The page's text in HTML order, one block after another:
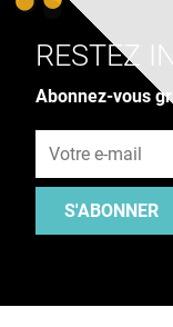
RESTEZ
Abonnez-vous
S'ABONNER